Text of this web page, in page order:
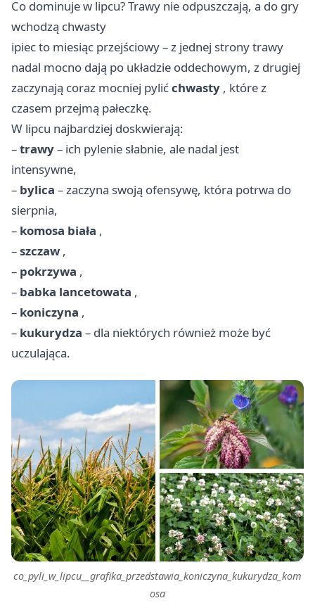
Co dominuje w lipcu? Trawy nie odpuszczają, a do gry
wchodzą chwasty
ipiec to miesiąc przejściowy – z jednej strony trawy
nadal mocno dają po układzie oddechowym, z drugiej
zaczynają coraz mocniej pylićchwasty , które z
czasem przejmą pałeczkę.
W lipcu najbardziej doskwierają:
–trawy– ich pylenie słabnie, ale nadal jest
intensywne,
– bylica – zaczyna swoją ofensywę, która potrwa do
sierpnia,
– komosa biała ,
–szczaw ,
– pokrzywa ,
– babka lancetowata ,
– koniczyna ,
– kukurydza – dla niektórych również może być
uczulająca.
co_pyli_w_lipcu__grafika_przedstawia_koniczyna_kukurydza_kom
osa